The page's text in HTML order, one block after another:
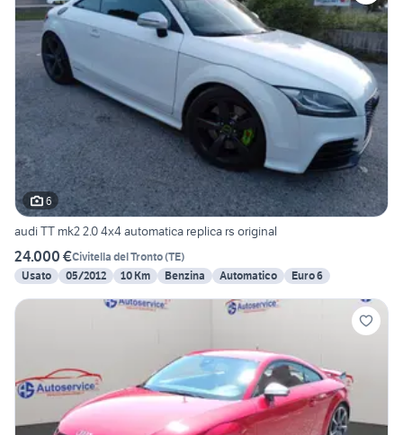
6
audi TT mk2 2.0 4x4 automatica replica rs original
24.000 €Civitella del Tronto(TE)
Usato
05/2012 10 Km Benzina Automatico Euro 6